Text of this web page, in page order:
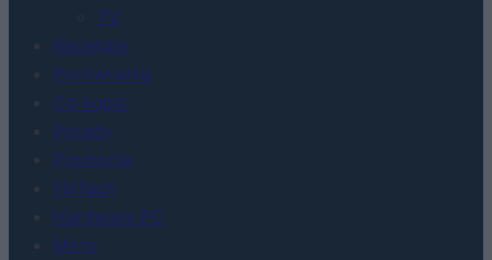
TV
Recenzje
Porównania
Co kupić
Porady
Promocje
FinTech
Hardware PC
Moto